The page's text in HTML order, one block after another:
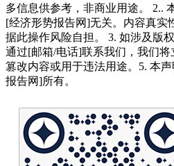
多信息供参考，非商业用途。 2..
[经济形势报告网]无关。内容真实
据此操作风险自担。 3. 如涉及版
通过[邮箱/电话]联系我们，我们将
篡改内容或用于违法用途。5. 本
报告网]所有。